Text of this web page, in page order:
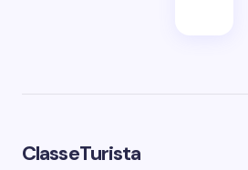
ClasseTurista